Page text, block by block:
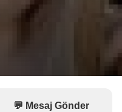
💬 Mesaj Gönder